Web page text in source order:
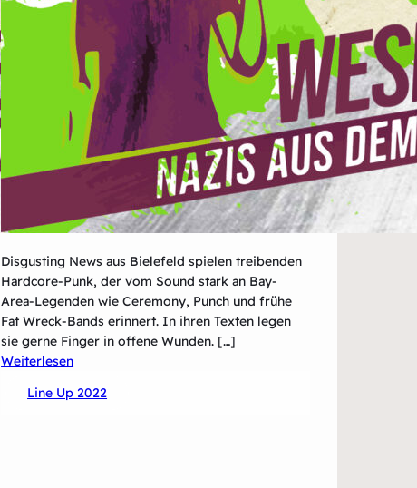
Disgusting News aus Bielefeld spielen treibenden
Hardcore-Punk, der vom Sound stark an Bay-
Area-Legenden wie Ceremony, Punch und frühe
Fat Wreck-Bands erinnert. In ihren Texten legen
sie gerne Finger in offene Wunden. […]
Weiterlesen:
News
Line Up 2022